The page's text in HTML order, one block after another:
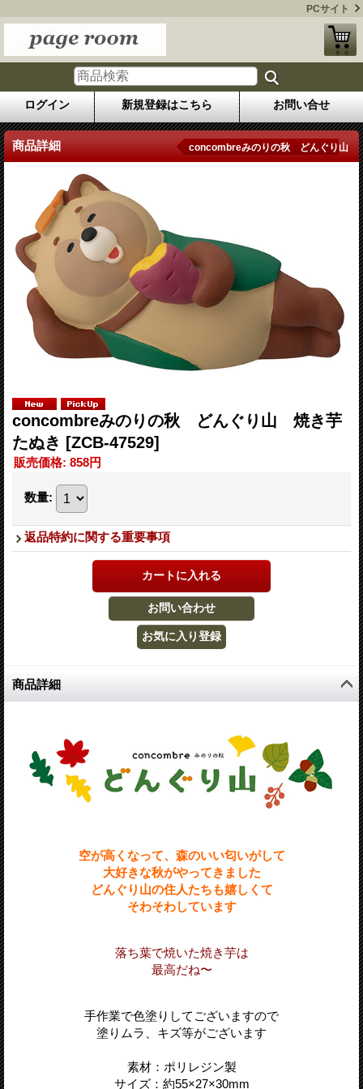
PCサイト
ログイン 新規登録はこちら お問い合せ
商品詳細 concombreみのりの秋 どんぐり山
concombreみのりの秋 どんぐり山 焼き芋
たぬき [ZCB-47529]
販売価格: 858円
数量:
返品特約に関する重要事項
商品詳細
空が高くなって、森のいい匂いがして
大好きな秋がやってきました
どんぐり山の住人たちも嬉しくて
そわそわしています
落ち葉で焼いた焼き芋は
最高だね〜
手作業で色塗りしてございますので
塗りムラ、キズ等がございます
素材：ポリレジン製
サイズ：約55×27×30mm